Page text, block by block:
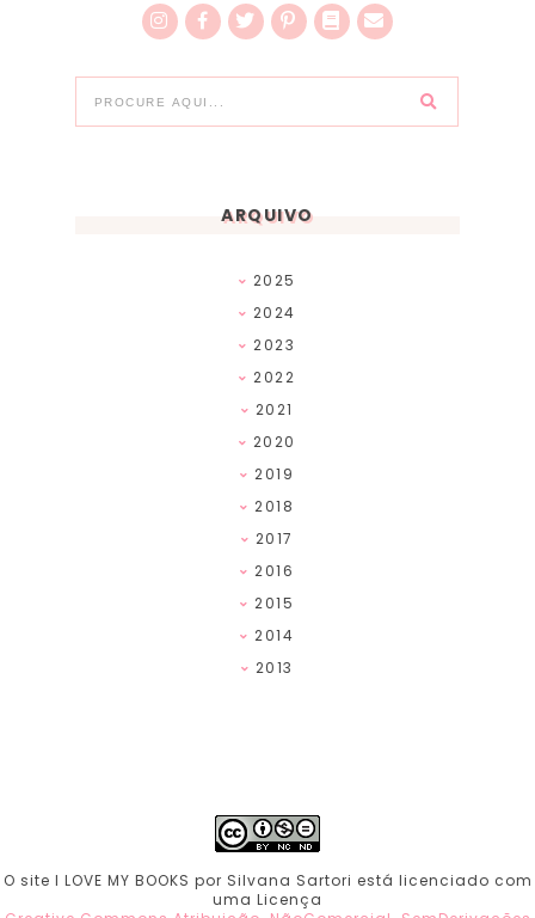
ARQUIVO
2025
2024
2023
2022
2021
2020
2019
2018
2017
2016
2015
2014
2013
O site I LOVE MY BOOKS por Silvana Sartori está licenciado com
uma Licença